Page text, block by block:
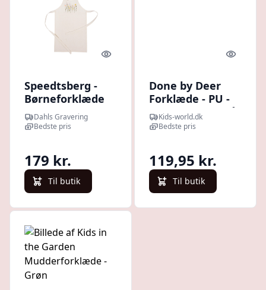
Quick look
Speedtsberg -
Børneforklæde
m/broderi
Dahls Gravering
Bedste pris
179 kr.
Til butik
Quick
Done by Deer
Forklæde - PU -
Celebration - Blå
Kids-world.dk
Bedste pris
119,95 kr.
Til butik